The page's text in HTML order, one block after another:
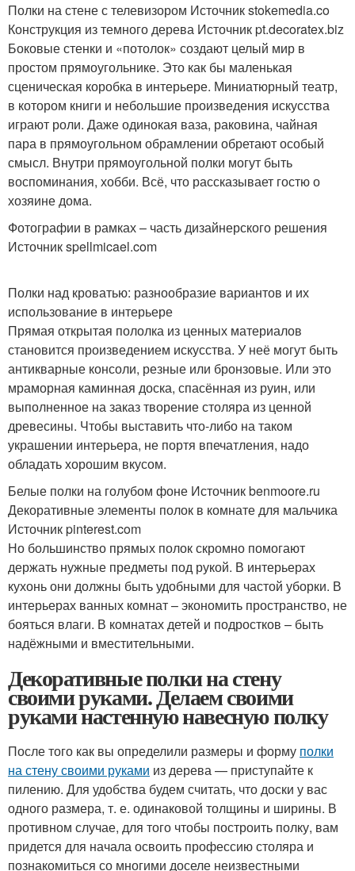
Полки на стене с телевизором Источник stokemedia.co
Конструкция из темного дерева Источник pt.decoratex.biz
Боковые стенки и «потолок» создают целый мир в
простом прямоугольнике. Это как бы маленькая
сценическая коробка в интерьере. Миниатюрный театр,
в котором книги и небольшие произведения искусства
играют роли. Даже одинокая ваза, раковина, чайная
пара в прямоугольном обрамлении обретают особый
смысл. Внутри прямоугольной полки могут быть
воспоминания, хобби. Всё, что рассказывает гостю о
хозяине дома.
Фотографии в рамках – часть дизайнерского решения
Источник spellmicael.com
Полки над кроватью: разнообразие вариантов и их
использование в интерьере
Прямая открытая пололка из ценных материалов
становится произведением искусства. У неё могут быть
антикварные консоли, резные или бронзовые. Или это
мраморная каминная доска, спасённая из руин, или
выполненное на заказ творение столяра из ценной
древесины. Чтобы выставить что-либо на таком
украшении интерьера, не портя впечатления, надо
обладать хорошим вкусом.
Белые полки на голубом фоне Источник benmoore.ru
Декоративные элементы полок в комнате для мальчика
Источник pinterest.com
Но большинство прямых полок скромно помогают
держать нужные предметы под рукой. В интерьерах
кухонь они должны быть удобными для частой уборки. В
интерьерах ванных комнат – экономить пространство, не
бояться влаги. В комнатах детей и подростков – быть
надёжными и вместительными.
Декоративные полки на стену
своими руками. Делаем своими
руками настенную навесную полку
После того как вы определили размеры и форму полки
на стену своими руками из дерева — приступайте к
пилению. Для удобства будем считать, что доски у вас
одного размера, т. е. одинаковой толщины и ширины. В
противном случае, для того чтобы построить полку, вам
придется для начала освоить профессию столяра и
познакомиться со многими доселе неизвестными